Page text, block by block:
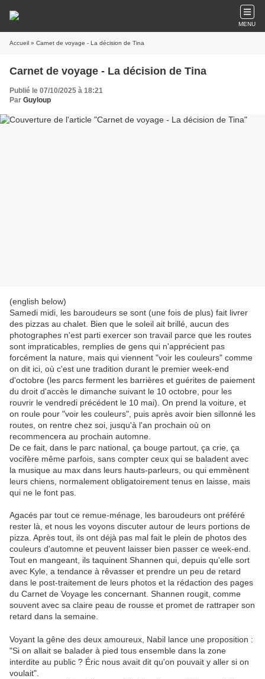
MENU
Accueil » Carnet de voyage - La décision de Tina
Carnet de voyage - La décision de Tina
Publié le 07/10/2025 à 18:21
Par Guyloup
(english below)
Samedi midi, les baroudeurs se sont (une fois de plus) fait livrer
des pizzas au chalet. Bien que le soleil ait brillé, aucun des
photographes n'est parti exercer son travail parce que les routes
sont impraticables, remplies de gens qui n'apprécient pas
forcément la nature, mais qui viennent "voir les couleurs" comme
on dit ici, où c'est une tradition durant le premier week-end
d'octobre (les parcs ferment les barrières et guérites de paiement
du droit d'accès le dimanche suivant le 10 octobre, pour les
rouvrir le vendredi précédent le 10 mai). On prend la voiture, et
on roule pour "voir les couleurs", puis après avoir bien sillonné les
routes, on rentre chez soi, jusqu'à l'an prochain où on
recommencera au prochain automne.
De ce fait, dans le parc national, ça bouge partout, ça crie, ça
vocifère même parfois, sans compter ceux qui se baladent avec
la musique au max dans leurs hauts-parleurs, ou qui emmènent
leurs chiens, normalement obligatoirement tenus en laisse, mais
qui ne le font pas.
Agacés par tout ce remue-ménage, les baroudeurs ont préféré
rester là, et nous les voyons discuter autour de leurs portions de
pizza. Après tout, ils ont déjà pas mal fait le plein de photos des
couleurs d'automne et peuvent laisser bien passer ce week-end.
Tout en mangeant, ils taquinent Shannen qui, depuis qu'elle sort
avec Kyle, a tendance à rêvasser et prendre un peu de retard
dans le post-traitement de leurs photos et la rédaction des pages
du Carnet de Voyage les concernant. Shannen rougit, comme
souvent avec sa claire peau de rousse et promet de rattraper son
retard dans la semaine.
Voyant la gêne des deux amoureux, Nabil lance une proposition :
"Si on allait se balader à pied tous ensemble dans la zone
interdite au public ? Éric nous avait dit qu'on pouvait y aller si on
voulait".